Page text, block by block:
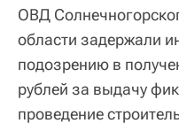
ОВД
области задержали
подозрению в
рублей за выдачу
проведение